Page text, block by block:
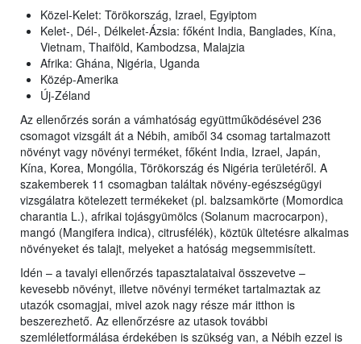
Közel-Kelet: Törökország, Izrael, Egyiptom
Kelet-, Dél-, Délkelet-Ázsia: főként India, Banglades, Kína,
Vietnam, Thaiföld, Kambodzsa, Malajzia
Afrika: Ghána, Nigéria, Uganda
Közép-Amerika
Új-Zéland
Az ellenőrzés során a vámhatóság együttműködésével 236
csomagot vizsgált át a Nébih, amiből 34 csomag tartalmazott
növényt vagy növényi terméket, főként India, Izrael, Japán,
Kína, Korea, Mongólia, Törökország és Nigéria területéről. A
szakemberek 11 csomagban találtak növény-egészségügyi
vizsgálatra kötelezett termékeket (pl. balzsamkörte (Momordica
charantia L.), afrikai tojásgyümölcs (Solanum macrocarpon),
mangó (Mangifera indica), citrusfélék), köztük ültetésre alkalmas
növényeket és talajt, melyeket a hatóság megsemmisített.
Idén – a tavalyi ellenőrzés tapasztalataival összevetve –
kevesebb növényt, illetve növényi terméket tartalmaztak az
utazók csomagjai, mivel azok nagy része már itthon is
beszerezhető. Az ellenőrzésre az utasok további
szemléletformálása érdekében is szükség van, a Nébih ezzel is